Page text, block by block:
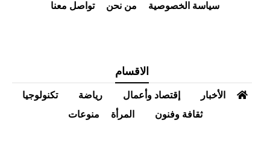
سياسة الخصوصية من نحن تواصل معنا
الاقسام
الأخبار إقتصاد وأعمال رياضة
تكنولوجيا
ثقافة وفنون
المرأة منوعات